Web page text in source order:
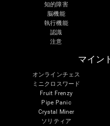
知的障害
脳機能
執行機能
認識
注意
マイン
オンラインチェス
ミニクロスワード
Fruit Frenzy
Pipe Panic
Crystal Miner
ソリティア